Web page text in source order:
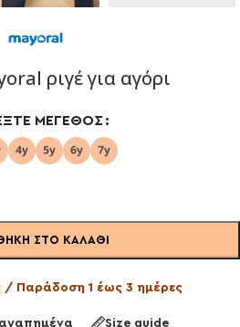
ριγέ για αγόρι
ΜΈΓΕΘΟΣ
ΣΤΟ ΚΑΛΆΘΙ
Παράδοση 1 έως 3 ημέρες
Size guide